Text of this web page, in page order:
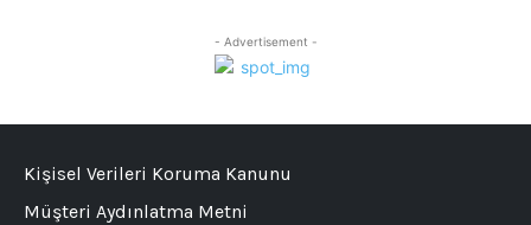
- Advertisement -
Kişisel Verileri Koruma Kanunu
Müşteri Aydınlatma Metni